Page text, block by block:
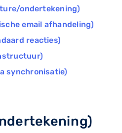
ondertekening)
email afhandeling)
reacties)
synchronisatie)